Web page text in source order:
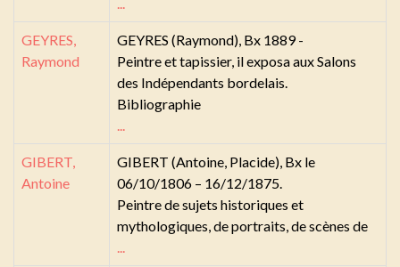
GEYRES,
Raymond
GEYRES (Raymond), Bx 1889 -
Peintre et tapissier, il exposa aux Salons
des Indépendants bordelais.
Bibliographie
GIBERT,
Antoine
GIBERT (Antoine, Placide), Bx le
06/10/1806 – 16/12/1875.
Peintre de sujets historiques et
mythologiques, de portraits, de scènes de